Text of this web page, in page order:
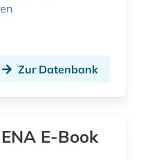
evangelische kirchengeschichte (1)
Zur Datenbank
E-Book